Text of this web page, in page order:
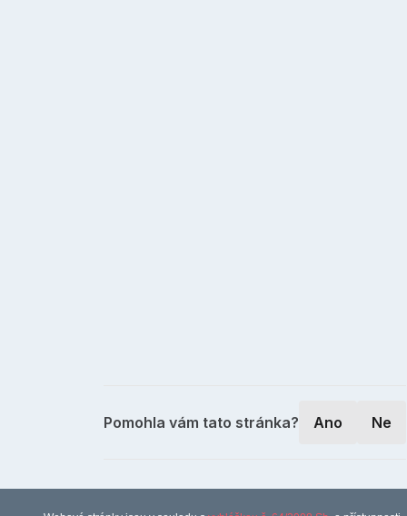
Pomohla vám tato stránka? Ano Ne